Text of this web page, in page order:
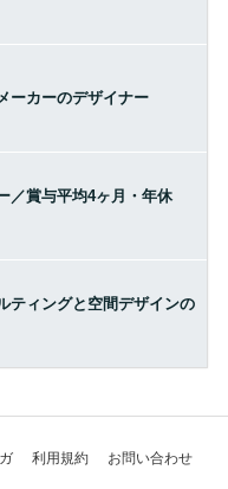
ーカーのデザイナー
／賞与平均4ヶ月・年休
ティングと空間デザインの
利用規約 お問い合わせ